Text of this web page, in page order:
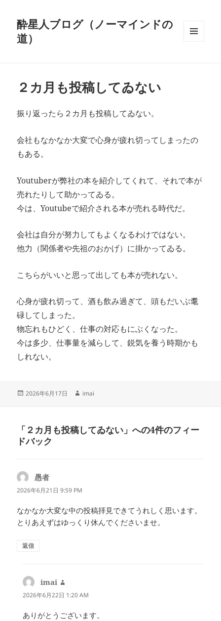
酔星人ブログ（ノーマインドの
道）
２カ月も投稿してゐない
振り返ったら２カ月も投稿してゐない。
会社もなかなか大変で心身が疲れ切ってしまったの
もある。
Youtuberが弊社の本を紹介してくれて、それで本が
売れたりして助かってゐる。
今は、Youtubeで紹介される本が売れる時代だ。
会社は自分が努力してもよくなるわけではない。
他力（関係者や先祖のおかげ）に掛かってゐる。
こちらがいいと思って出しても本が売れない。
心身が疲れ切って、酒も飲み過ぎて、頭もだいぶ耄
碌してしまった。
物忘れもひどく、仕事の対応もにぶくなった。
今は多少、仕事量を減らして、鋭気を養う時期かも
しれない。
投
2026年6月17日
作
imai
「２カ月も投稿してゐない」への4件のフィー
ドバック
愚者
り:
2026年6月21日 9:59 PM
なかなか大変な中の投稿拝見できてうれしく思います。
とりあえずはゆっくり休んでくださいませ。
返信
imai
り:
2026年6月22日 1:20 AM
ありがとうございます。